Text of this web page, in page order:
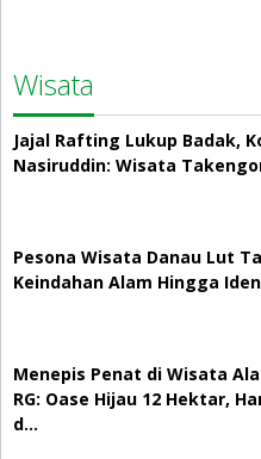
Wisata
Jajal Rafting Lukup Badak,
Nasiruddin: Wisata
Pesona Wisata Danau Lut
Keindahan Alam Hingga
Menepis Penat di Wisata
RG: Oase Hijau 12 Hektar,
d…